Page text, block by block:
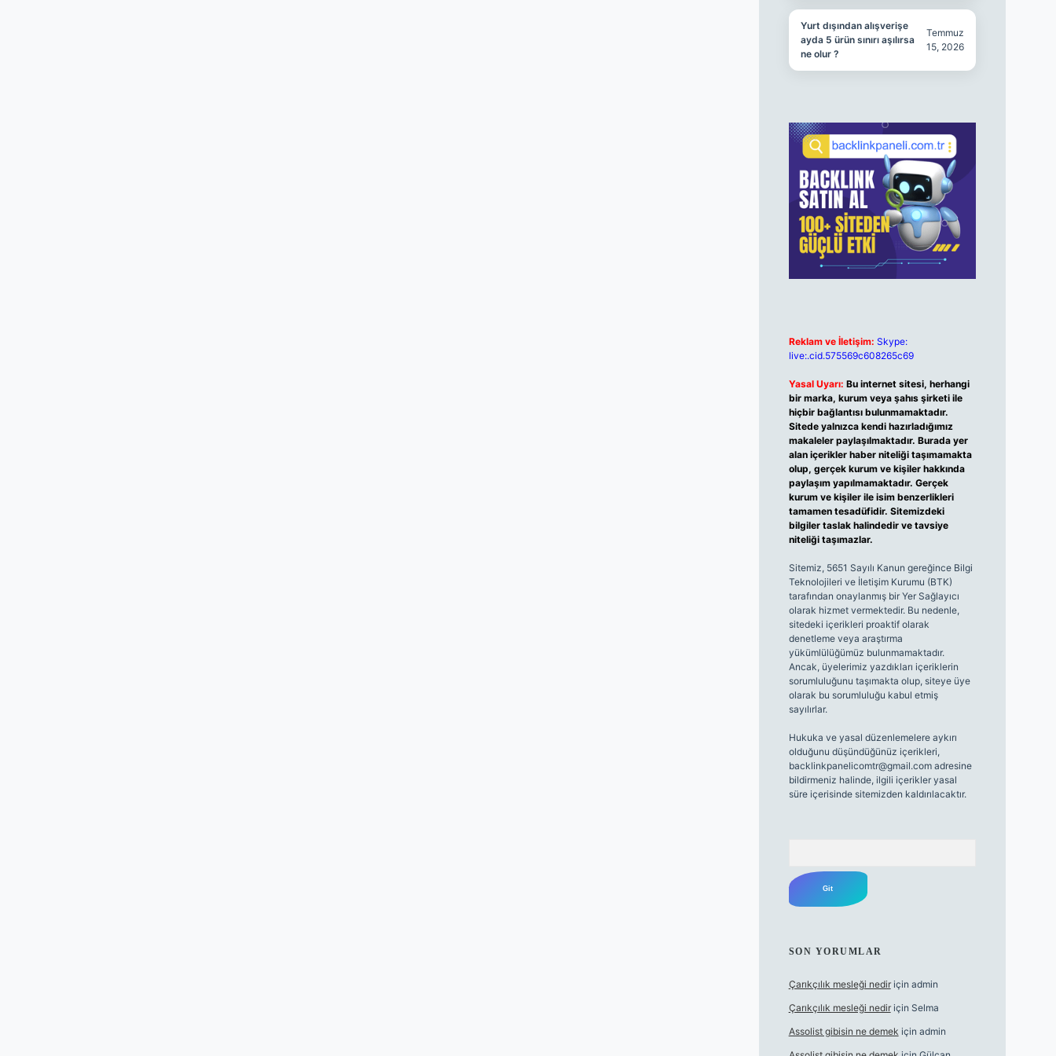
Yurt dışından alışverişe
ayda 5 ürün sınırı aşılırsa
ne olur ?
Temmuz
15, 2026
Reklam ve İletişim: Skype:
live:.cid.575569c608265c69
Yasal Uyarı: Bu internet sitesi, herhangi
bir marka, kurum veya şahıs şirketi ile
hiçbir bağlantısı bulunmamaktadır.
Sitede yalnızca kendi hazırladığımız
makaleler paylaşılmaktadır. Burada yer
alan içerikler haber niteliği taşımamakta
olup, gerçek kurum ve kişiler hakkında
paylaşım yapılmamaktadır. Gerçek
kurum ve kişiler ile isim benzerlikleri
tamamen tesadüfidir. Sitemizdeki
bilgiler taslak halindedir ve tavsiye
niteliği taşımazlar.
Sitemiz, 5651 Sayılı Kanun gereğince Bilgi
Teknolojileri ve İletişim Kurumu (BTK)
tarafından onaylanmış bir Yer Sağlayıcı
olarak hizmet vermektedir. Bu nedenle,
sitedeki içerikleri proaktif olarak
denetleme veya araştırma
yükümlülüğümüz bulunmamaktadır.
Ancak, üyelerimiz yazdıkları içeriklerin
sorumluluğunu taşımakta olup, siteye üye
olarak bu sorumluluğu kabul etmiş
sayılırlar.
Hukuka ve yasal düzenlemelere aykırı
olduğunu düşündüğünüz içerikleri,
backlinkpanelicomtr@gmail.comadresine
bildirmeniz halinde, ilgili içerikler yasal
süre içerisinde sitemizden kaldırılacaktır.
SON YORUMLAR
Çarıkçılık mesleği nediriçin admin
Çarıkçılık mesleği nediriçin Selma
Assolist gibisin ne demek için admin